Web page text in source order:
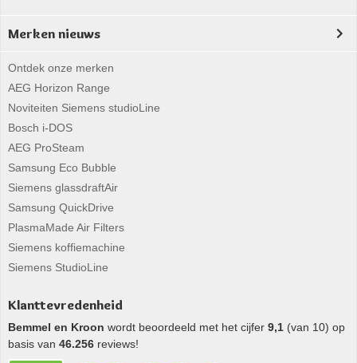
Merken nieuws
Ontdek onze merken
AEG Horizon Range
Noviteiten Siemens studioLine
Bosch i-DOS
AEG ProSteam
Samsung Eco Bubble
Siemens glassdraftAir
Samsung QuickDrive
PlasmaMade Air Filters
Siemens koffiemachine
Siemens StudioLine
Klanttevredenheid
Bemmel en Kroon wordt beoordeeld met het cijfer 9,1 (van 10) op
basis van 46.256 reviews!